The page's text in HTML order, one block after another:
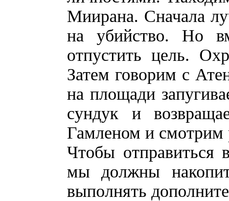
Миирана. Сначала
на убийство. Но
отпустить цель.
Затем говорим с
на площади
сундук и
Гамленом и смотрим
Чтобы отправиться
мы должны
выполнять